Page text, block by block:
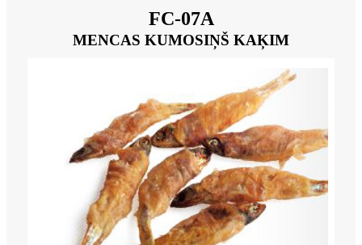
FC-07A
MENCAS KUMOSIŅŠ KAĶIM